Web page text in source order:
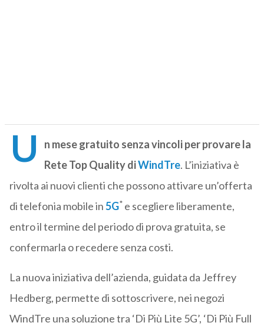
U
n mese gratuito senza vincoli per provare la
Rete Top Quality diWindTre. L’iniziativa è
rivolta ai nuovi clienti che possono attivare un’offerta
di telefonia mobile in5G*e scegliere liberamente,
entro il termine del periodo di prova gratuita, se
confermarla o recedere senza costi.
La nuova iniziativa dell’azienda, guidata da Jeffrey
Hedberg, permette di sottoscrivere, nei negozi
WindTre una soluzione tra ‘Di Più Lite 5G’, ‘Di Più Full